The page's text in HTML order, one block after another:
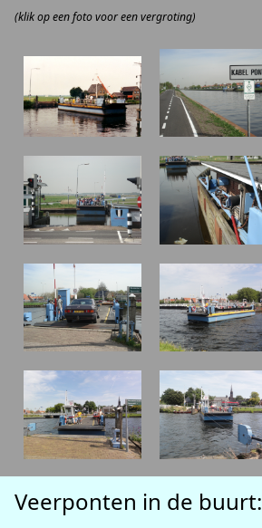
(klik op een foto voor een vergroting)
Veerponten in de buurt: